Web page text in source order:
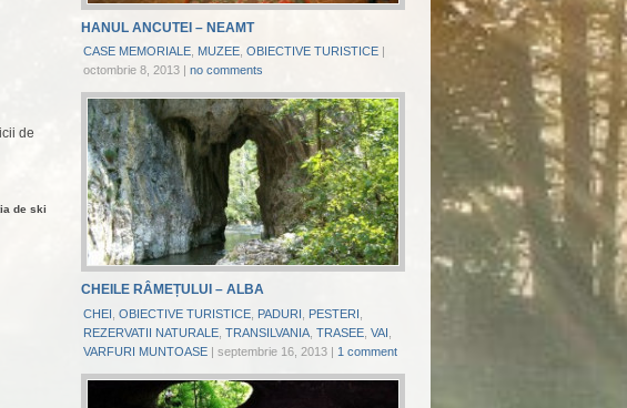
de
de ski
HANUL ANCUTEI – NEAMT
CASE MEMORIALE MUZEE OBIECTIVE TURISTICE |
octombrie 8, 2013 | no comments
CHEILE RÂMEȚULUI – ALBA
CHEI OBIECTIVE TURISTICE PADURI PESTERI
REZERVATII NATURALE TRANSILVANIA TRASEE VAI
VARFURI MUNTOASE | septembrie 16, 2013 | 1 comment